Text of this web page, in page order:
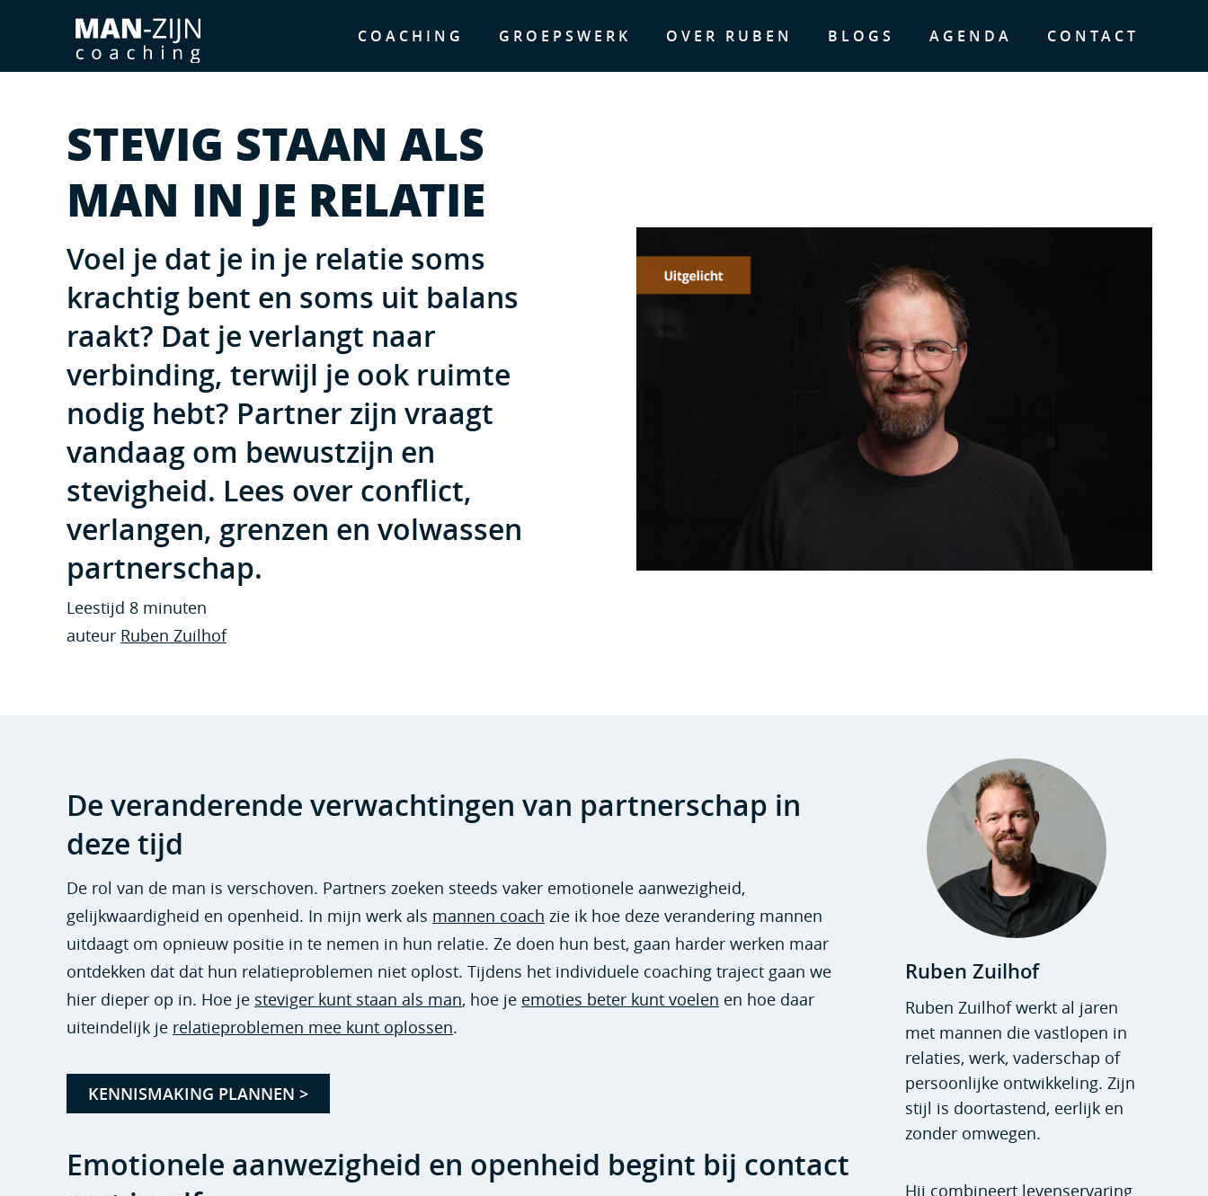
COACHING GROEPSWERK OVER RUBEN BLOGS AGENDA CONTACT
STEVIG STAAN ALS
MAN IN JE RELATIE
Voel je dat je in je relatie soms
krachtig bent en soms uit balans
raakt? Dat je verlangt naar
verbinding, terwijl je ook ruimte
nodig hebt? Partner zijn vraagt
vandaag om bewustzijn en
stevigheid. Lees over conflict,
verlangen, grenzen en volwassen
partnerschap.
Leestijd 8 minuten
auteur Ruben Zuilhof
De veranderende verwachtingen van partnerschap in
deze tijd
De rol van de man is verschoven. Partners zoeken steeds vaker emotionele aanwezigheid,
gelijkwaardigheid en openheid. In mijn werk als mannen coach zie ik hoe deze verandering mannen
uitdaagt om opnieuw positie in te nemen in hun relatie. Ze doen hun best, gaan harder werken maar
ontdekken dat dat hun relatieproblemen niet oplost. Tijdens het individuele coaching traject gaan we
hier dieper op in. Hoe je steviger kunt staan als man, hoe je emoties beter kunt voelen en hoe daar
uiteindelijk je relatieproblemen mee kunt oplossen.
KENNISMAKING PLANNEN >
Emotionele aanwezigheid en openheid begint bij contact
Ruben Zuilhof
Ruben Zuilhof werkt al jaren
met mannen die vastlopen in
relaties, werk, vaderschap of
persoonlijke ontwikkeling. Zijn
stijl is doortastend, eerlijk en
zonder omwegen.
Hij combineert levenservaring